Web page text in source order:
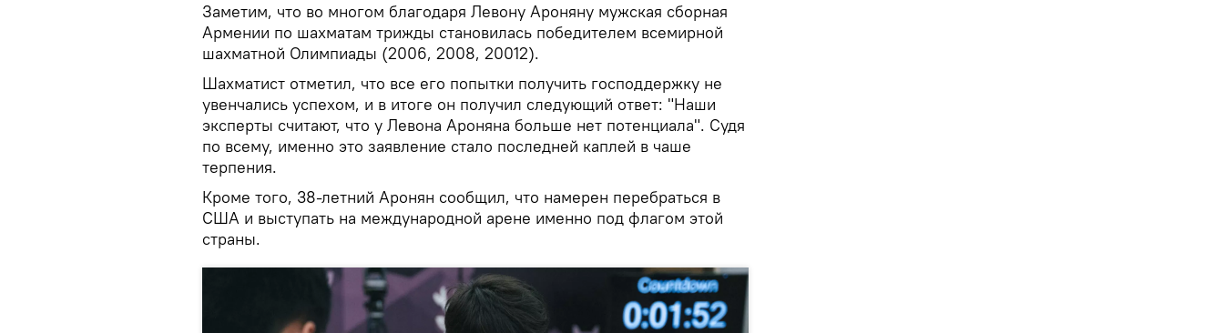
Заметим, что во многом благодаря Левону Ароняну мужская сборная
Армении по шахматам трижды становилась победителем всемирной
шахматной Олимпиады (2006, 2008, 20012).
Шахматист отметил, что все его попытки получить господдержку не
увенчались успехом, и в итоге он получил следующий ответ: "Наши
эксперты считают, что у Левона Ароняна больше нет потенциала". Судя
по всему, именно это заявление стало последней каплей в чаше
терпения.
Кроме того, 38-летний Аронян сообщил, что намерен перебраться в
США и выступать на международной арене именно под флагом этой
страны.